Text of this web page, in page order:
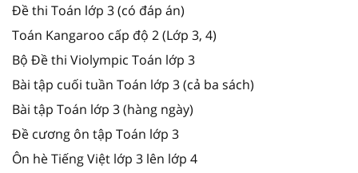
Đề thi Toán lớp 3 (có đáp án)
Toán Kangaroo cấp độ 2 (Lớp 3, 4)
Bộ Đề thi Violympic Toán lớp 3
Bài tập cuối tuần Toán lớp 3 (cả ba sách)
Bài tập Toán lớp 3 (hàng ngày)
Đề cương ôn tập Toán lớp 3
Ôn hè Tiếng Việt lớp 3 lên lớp 4